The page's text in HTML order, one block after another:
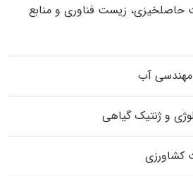
حاصلخیزی، زیست فناوری و منابع
مهندسی آب
و ژنتیک گیاهی
کشاورزی